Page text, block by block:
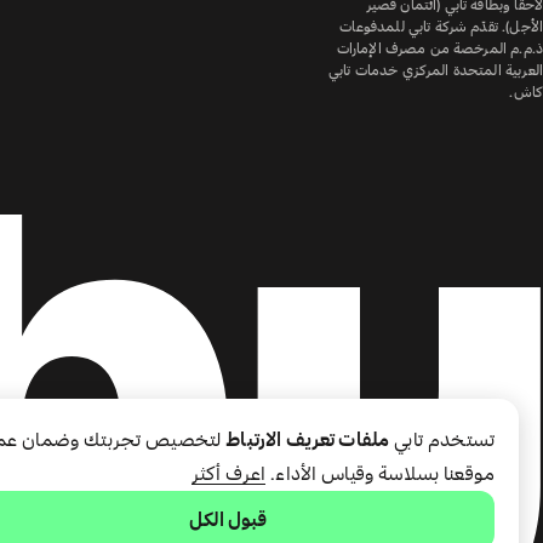
لاحقًا وبطاقة تابي (ائتمان قصير
الأجل). تقدّم شركة تابي للمدفوعات
ذ.م.م المرخصة من مصرف الإمارات
العربية المتحدة المركزي خدمات تابي
كاش.
تستخدم تابي ملفات تعريف الارتباطلتخصيص تجربتك وضمان
موقعنا بسلاسة وقياس الأداء. اعرف أكثر
قبول الكل